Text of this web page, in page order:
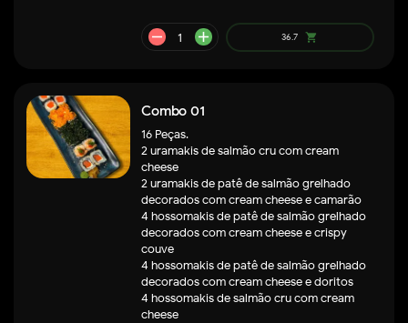
remove add
Combo 01
16 Peças.
2 uramakis de salmão cru com cream
cheese
2 uramakis de patê de salmão grelhado
decorados com cream cheese e camarão
4 hossomakis de patê de salmão grelhado
decorados com cream cheese e crispy
couve
4 hossomakis de patê de salmão grelhado
decorados com cream cheese e doritos
4 hossomakis de salmão cru com cream
cheese